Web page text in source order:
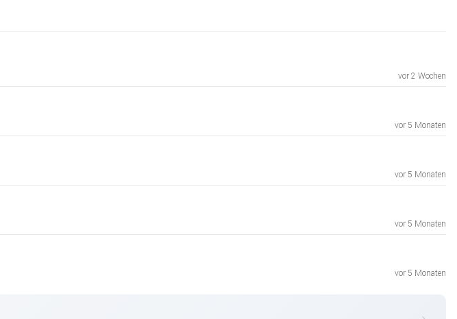
vor 2 Wochen
vor 5 Monaten
vor 5 Monaten
vor 5 Monaten
vor 5 Monaten